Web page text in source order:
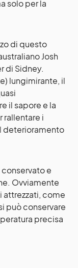
solo per la
di questo
Josh
di Sidney.
lungimirante, il
il sapore e la
rallentare i
deterioramento
e
Ovviamente
attrezzati, come
può conservare
precisa